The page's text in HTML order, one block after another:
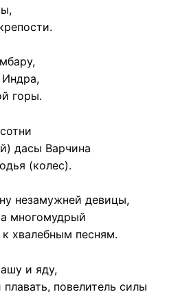
горы.
дасы Варчина
(колес).
незамужней девицы,
многомудрый
хвалебным песням.
и яду,
повелитель силы